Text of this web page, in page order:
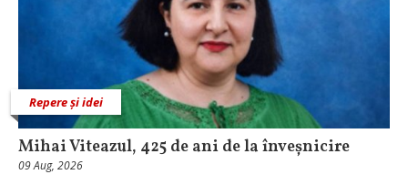
Repere și idei
Mihai Viteazul, 425 de ani de la înveșnicire
09 Aug, 2026